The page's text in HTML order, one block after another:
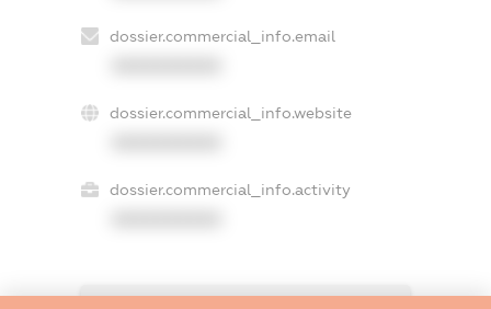
dossier.commercial_info.email
dossier.commercial_info.website
dossier.commercial_info.activity